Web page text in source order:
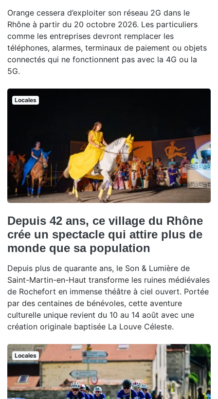
Orange cessera d’exploiter son réseau 2G dans le
Rhône à partir du 20 octobre 2026. Les particuliers
comme les entreprises devront remplacer les
téléphones, alarmes, terminaux de paiement ou objets
connectés qui ne fonctionnent pas avec la 4G ou la
5G.
Locales
Depuis 42 ans, ce village du Rhône
crée un spectacle qui attire plus de
monde que sa population
Depuis plus de quarante ans, le Son & Lumière de
Saint-Martin-en-Haut transforme les ruines médiévales
de Rochefort en immense théâtre à ciel ouvert. Portée
par des centaines de bénévoles, cette aventure
culturelle unique revient du 10 au 14 août avec une
création originale baptisée La Louve Céleste.
Locales